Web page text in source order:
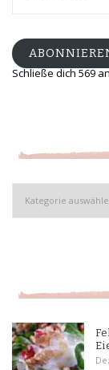
Schließe dich 569
Kategorien